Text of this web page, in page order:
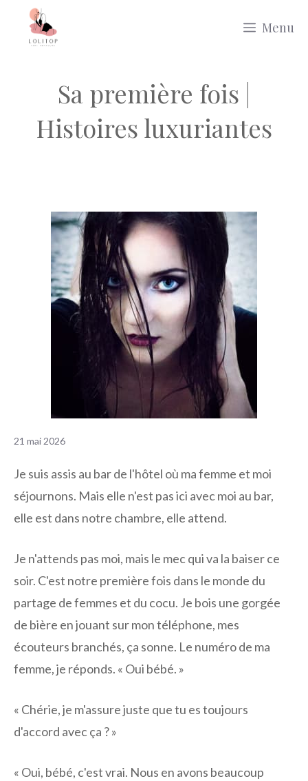
Menu
Sa première fois |
Histoires luxuriantes
21 mai 2026
Je suis assis au bar de l'hôtel où ma femme et moi
séjournons. Mais elle n'est pas ici avec moi au bar,
elle est dans notre chambre, elle attend.
Je n'attends pas moi, mais le mec qui va la baiser ce
soir. C'est notre première fois dans le monde du
partage de femmes et du cocu. Je bois une gorgée
de bière en jouant sur mon téléphone, mes
écouteurs branchés, ça sonne. Le numéro de ma
femme, je réponds. « Oui bébé. »
« Chérie, je m'assure juste que tu es toujours
d'accord avec ça ? »
« Oui, bébé, c'est vrai. Nous en avons beaucoup